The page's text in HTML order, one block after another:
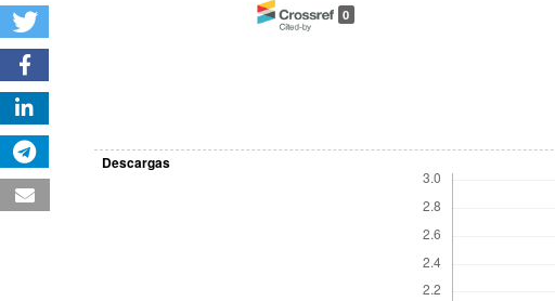
0
Descargas